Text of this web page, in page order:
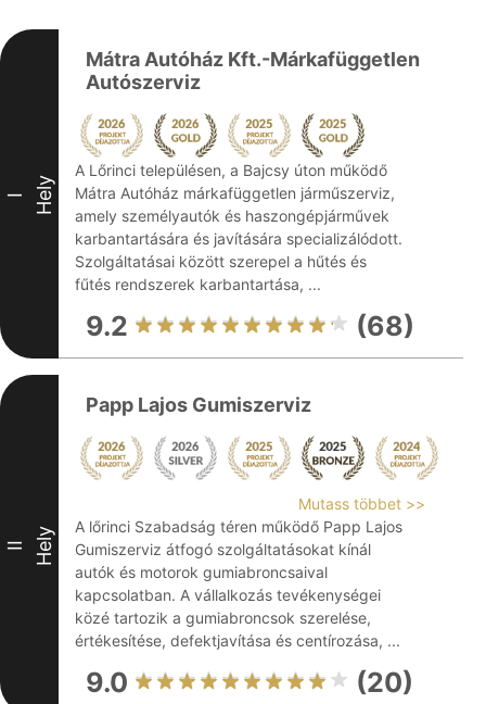
I Hely
Mátra Autóház Kft.-Márkafüggetlen
Autószerviz
A Lőrinci településen, a Bajcsy úton működő
Mátra Autóház márkafüggetlen járműszerviz,
amely személyautók és haszongépjárművek
karbantartására és javítására specializálódott.
Szolgáltatásai között szerepel a hűtés és
fűtés rendszerek karbantartása, ...
9.2 (68)
II Hely
Papp Lajos Gumiszerviz
Mutass többet >>
A lőrinci Szabadság téren működő Papp Lajos
Gumiszerviz átfogó szolgáltatásokat kínál
autók és motorok gumiabroncsaival
kapcsolatban. A vállalkozás tevékenységei
közé tartozik a gumiabroncsok szerelése,
értékesítése, defektjavítása és centírozása, ...
9.0 (20)